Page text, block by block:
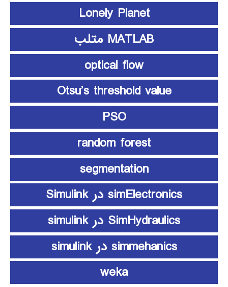
Lonely Planet
MATLAB متلب
optical flow
Otsu’s threshold value
PSO
random forest
segmentation
simElectronics در Simulink
SimHydraulics در simulink
simmehanics در simulink
weka